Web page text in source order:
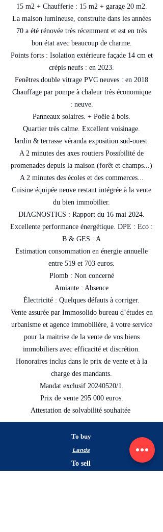
15 m2 + Chaufferie : 15 m2 + garage 20 m2.
La maison lumineuse, construite dans les années
70 a été rénovée très récemment et est en très
bon état avec beaucoup de charme.
Points forts : Isolation extérieure façade 14 cm et
crépis neufs : en 2023.
Fenêtres double vitrage PVC neuves : en 2018
Chauffage par pompe à chaleur très économique
: neuve.
Panneaux solaires. + Poêle à bois.
Quartier très calme. Excellent voisinage.
Jardin & terrasse véranda exposition sud-ouest.
A 2 minutes des axes routiers Possibilité de
promenades depuis la maison (forêt et champs...)
A 2 minutes des écoles et des commerces...
Cuisine équipée neuve restant intégrée à la vente
du bien immobilier.
DIAGNOSTICS : Rapport du 16 mai 2024.
Excellente performance énergétique. DPE : Eco :
B & GES : A
Estimation consommation en énergie annuelle
entre 519 et 703 euros.
Plomb : Non concerné
Amiante : Absence
Électricité : Quelques défauts à corriger.
Vente assurée par Immosolido bureau d’études en
urbanisme et agence immobilière, à votre service
pour la maitrise de la vente de vos biens
immobiliers avec efficacité et discrétion.
Honoraires inclus dans le prix de vente et à la
charge des mandants.
Mandat exclusif 20240520/1.
Prix de vente 295 000 euros.
Attestation de solvabilité souhaitée
To buy
Lands
To sell